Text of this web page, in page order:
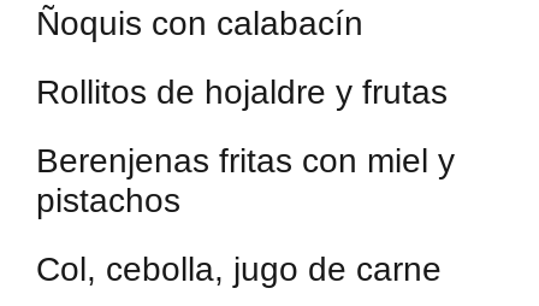
Ñoquis con calabacín
Rollitos de hojaldre y frutas
Berenjenas fritas con miel y
pistachos
Col, cebolla, jugo de carne